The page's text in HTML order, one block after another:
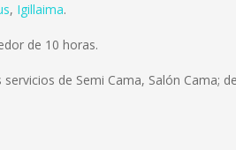
, Igillaima.
de 10 horas.
de Semi Cama, Salón Cama;